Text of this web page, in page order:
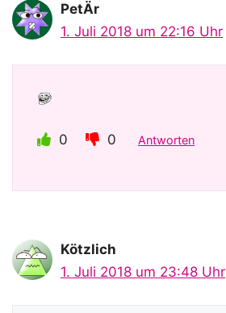
PetÄr
1. Juli 2018 um 22:16 Uhr
0 0 Antworten
Kötzlich
1. Juli 2018 um 23:48 Uhr